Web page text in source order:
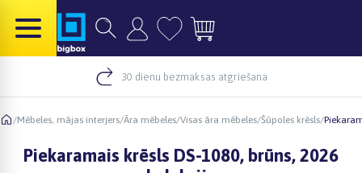
30 dienu bezmaksas atgriešana
/Mēbeles, mājas interjers/Āra mēbeles/Visas āra mēbeles/Šūpoles krēsls/
Piekaramais krēsls DS-1080, brūns, 2026